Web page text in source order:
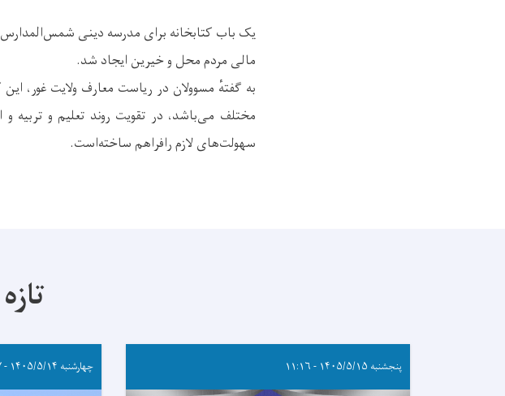
مالی مردم محل و خیرین ایجاد شد.
به گفتهٔ مسوولان در ریاست معارف ولایت
مختلف می‌باشد، در تقویت روند تعلیم و تربیه
سهولت‌های لازم رافراهم ساخته‌است.
پنجشنبه ۱۴۰۵/۵/۱۵ - ۱۱:۱۶ چهارشنبه ۱۴۰۵/۵/۱۴ - ۱۵:۳۷